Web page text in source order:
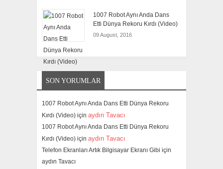
1007 Robot Aynı Anda Dans
Etti Dünya Rekoru Kırdı (Video)
09 August, 2016
SON YORUMLAR
1007 Robot Aynı Anda Dans Etti Dünya Rekoru
Kırdı (Video) için aydın Tavacı
1007 Robot Aynı Anda Dans Etti Dünya Rekoru
Kırdı (Video) için aydın Tavacı
Telefon Ekranları Artık Bilgisayar Ekranı Gibi için
aydın Tavacı